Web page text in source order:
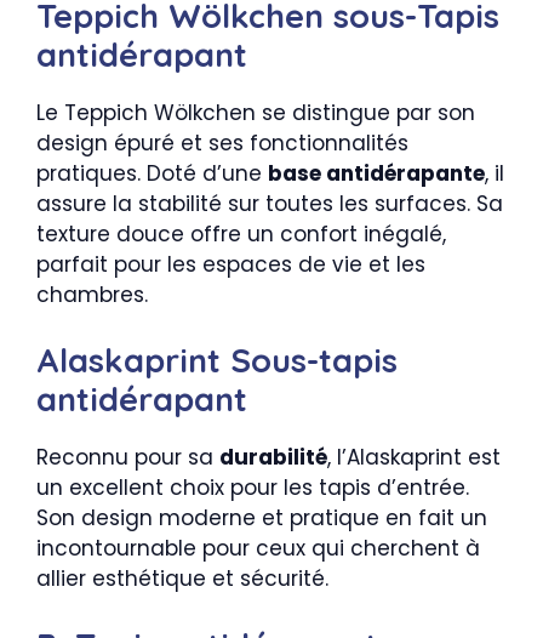
Teppich Wölkchen sous-Tapis
antidérapant
Le Teppich Wölkchen se distingue par son
design épuré et ses fonctionnalités
pratiques. Doté d’une base antidérapante, il
assure la stabilité sur toutes les surfaces. Sa
texture douce offre un confort inégalé,
parfait pour les espaces de vie et les
chambres.
Alaskaprint Sous-tapis
antidérapant
Reconnu pour sa durabilité, l’Alaskaprint est
un excellent choix pour les tapis d’entrée.
Son design moderne et pratique en fait un
incontournable pour ceux qui cherchent à
allier esthétique et sécurité.